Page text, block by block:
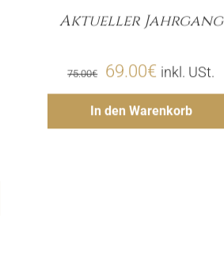
Aktueller Jahrgang
75.00€
Ursprünglicher
Preis
war:
69.00€ Aktueller
Preis
ist:
inkl. USt.
In den Warenkorb
Hinzufügen